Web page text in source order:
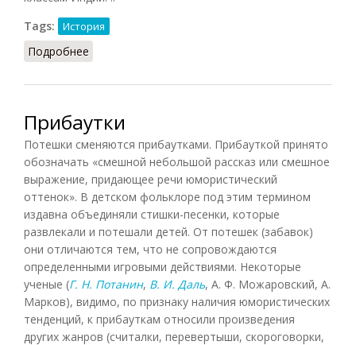
Tags:
История
Подробнее
Прибаутки
Потешки сменяются прибаутками. Прибауткой принято
обозначать «смешной небольшой рассказ или смешное
выражение, придающее речи юмористический
оттенок». В детском фольклоре под этим термином
издавна объединяли стишки-песенки, которые
развлекали и потешали детей. От потешек (забавок)
они отличаются тем, что не сопровождаются
определенными игровыми действиями. Некоторые
ученые (Г. Н. Потанин, В. И. Даль, А. Ф. Можаровский, А.
Марков), видимо, по признаку наличия юмористических
тенденций, к прибауткам относили произведения
других жанров (считалки, перевертыши, скороговорки,